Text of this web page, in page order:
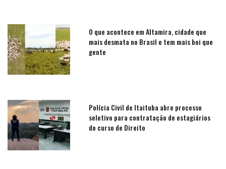
O que acontece em Altamira, cidade que
mais desmata no Brasil e tem mais boi que
gente
Polícia Civil de Itaituba abre processo
seletivo para contratação de estagiários
do curso de Direito